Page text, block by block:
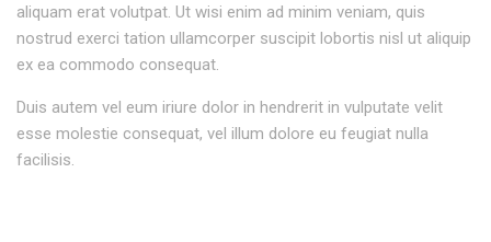
aliquam erat volutpat. Ut wisi enim ad minim veniam, quis
nostrud exerci tation ullamcorper suscipit lobortis nisl ut aliquip
ex ea commodo consequat.
Duis autem vel eum iriure dolor in hendrerit in vulputate velit
esse molestie consequat, vel illum dolore eu feugiat nulla
facilisis.